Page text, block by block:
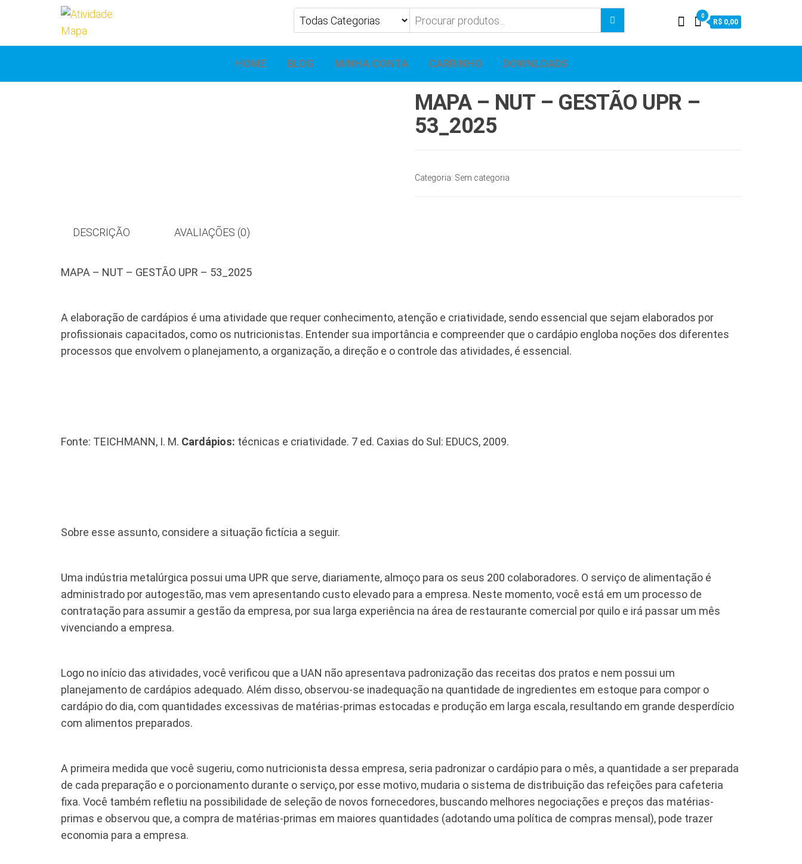
0
R$ 0,00
HOME BLOG MINHA CONTA CARRINHO DOWNLOADS
MAPA – NUT – GESTÃO UPR –
53_2025
Categoria: Sem categoria
DESCRIÇÃO AVALIAÇÕES (0)
MAPA – NUT – GESTÃO UPR – 53_2025
A elaboração de cardápios é uma atividade que requer conhecimento, atenção e criatividade, sendo essencial que sejam elaborados por
profissionais capacitados, como os nutricionistas. Entender sua importância e compreender que o cardápio engloba noções dos diferentes
processos que envolvem o planejamento, a organização, a direção e o controle das atividades, é essencial.
Fonte: TEICHMANN, I. M. Cardápios: técnicas e criatividade. 7 ed. Caxias do Sul: EDUCS, 2009.
Sobre esse assunto, considere a situação fictícia a seguir.
Uma indústria metalúrgica possui uma UPR que serve, diariamente, almoço para os seus 200 colaboradores. O serviço de alimentação é
administrado por autogestão, mas vem apresentando custo elevado para a empresa. Neste momento, você está em um processo de
contratação para assumir a gestão da empresa, por sua larga experiência na área de restaurante comercial por quilo e irá passar um mês
vivenciando a empresa.
Logo no início das atividades, você verificou que a UAN não apresentava padronização das receitas dos pratos e nem possui um
planejamento de cardápios adequado. Além disso, observou-se inadequação na quantidade de ingredientes em estoque para compor o
cardápio do dia, com quantidades excessivas de matérias-primas estocadas e produção em larga escala, resultando em grande desperdício
com alimentos preparados.
A primeira medida que você sugeriu, como nutricionista dessa empresa, seria padronizar o cardápio para o mês, a quantidade a ser preparada
de cada preparação e o porcionamento durante o serviço, por esse motivo, mudaria o sistema de distribuição das refeições para cafeteria
fixa. Você também refletiu na possibilidade de seleção de novos fornecedores, buscando melhores negociações e preços das matérias-
primas e observou que, a compra de matérias-primas em maiores quantidades (adotando uma política de compras mensal), pode trazer
economia para a empresa.